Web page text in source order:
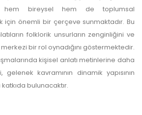
hem bireysel hem de toplumsal
önemli bir çerçeve sunmaktadır. Bu
folklorik unsurların zenginliğini ve
bir rol oynadığını göstermektedir.
kişisel anlatı metinlerine daha
kavramının dinamik yapısının
bulunacaktır.